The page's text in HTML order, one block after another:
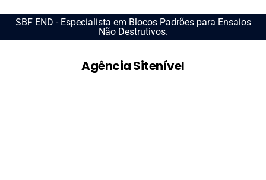
SBF END - Especialista em Blocos Padrões para Ensaios
Não Destrutivos.
Agência Sitenível